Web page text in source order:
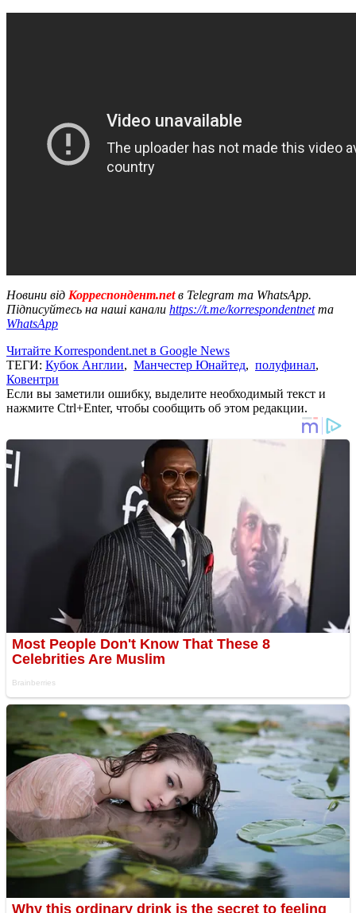
Новини від Корреспондент.netв Telegram та WhatsApp.
Підписуйтесь на наші канали https://t.me/korrespondentnetта
WhatsApp
Читайте Korrespondent.net в Google News
ТЕГИ: Кубок Англии, Манчестер Юнайтед, полуфинал,
Ковентри
Если вы заметили ошибку, выделите необходимый текст и
нажмите Ctrl+Enter, чтобы сообщить об этом редакции.